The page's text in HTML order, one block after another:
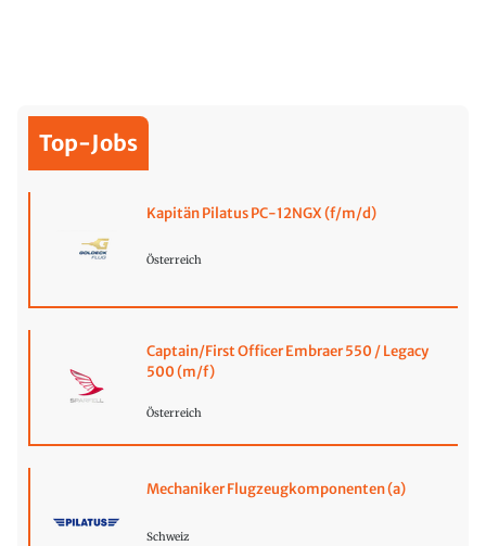
Top-Jobs
Kapitän Pilatus PC-12NGX (f/m/d)
Österreich
Captain/First Officer Embraer 550 / Legacy
500 (m/f)
Österreich
Mechaniker Flugzeugkomponenten (a)
Schweiz